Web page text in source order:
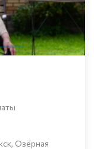
Озёрная